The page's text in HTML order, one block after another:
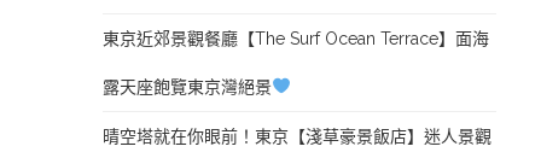
東京近郊景觀餐廳【The Surf Ocean Terrace】面海
露天座飽覽東京灣絕景
晴空塔就在你眼前！東京【淺草豪景飯店】迷人景觀